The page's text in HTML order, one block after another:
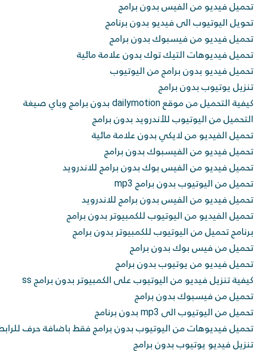
تحميل فيديو من الفيس بدون برامج
تحويل اليوتيوب الى فيديو بدون برنامج
تحميل فيديو من فيسبوك بدون برامج
تحميل فيديوهات التيك توك بدون علامة مائية
تحميل فيديو بدون برامج من اليوتيوب
تنزيل يوتيوب بدون برامج
كيفية التحميل من موقع dailymotion بدون برامج وباي صيغة
التحميل من اليوتيوب للأندرويد بدون برامج
تحميل الفيديو من لايكي بدون علامة مائية
تحميل فيديو من الفيسبوك بدون برامج
تحميل فيديو من الفيس بوك بدون برامج للاندرويد
تحميل من اليوتيوب بدون برامج mp3
تحميل فيديو من الفيس بدون برامج للاندرويد
تحميل الفيديو من اليوتيوب للكمبيوتر بدون برامج
برنامج تحميل من اليوتيوب للكمبيوتر بدون برامج
تحميل من فيس بوك بدون برامج
تحميل فيديو من يوتيوب بدون برامج
كيفية تنزيل فيديو من اليوتيوب على الكمبيوتر بدون برامج ss
تحميل من فيسبوك بدون برامج
تحميل من اليوتيوب الى mp3 بدون برنامج
تحميل فيديوهات من اليوتيوب بدون برامج فقط باضافة حرف
تنزيل فيديو يوتيوب بدون برامج